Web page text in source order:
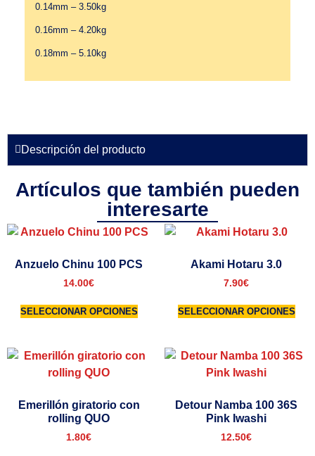
0.14mm – 3.50kg
0.16mm – 4.20kg
0.18mm – 5.10kg
Descripción del producto
Artículos que también pueden
interesarte
Anzuelo Chinu 100 PCS
14.00€
SELECCIONAR OPCIONES
Akami Hotaru 3.0
7.90€
SELECCIONAR OPCIONES
Emerillón giratorio con
rolling QUO
1.80€
Detour Namba 100 36S
Pink Iwashi
12.50€